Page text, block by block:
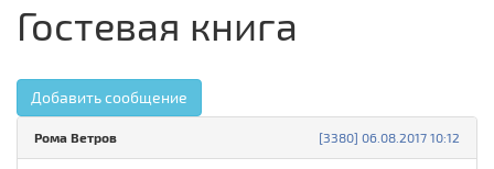
Гостевая книга
Добавить сообщение
[3380] 06.08.2017 10:12
Рома Ветров